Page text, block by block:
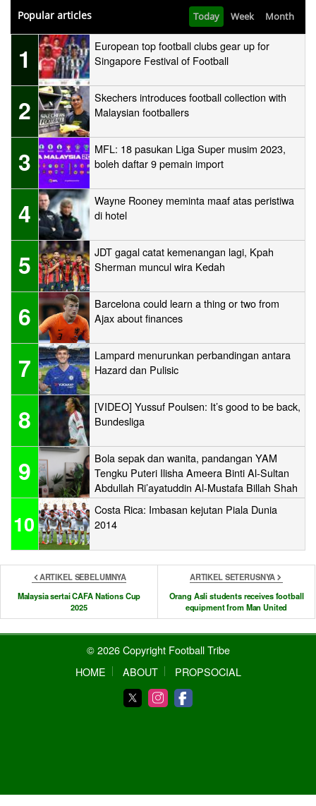
Popular articles Today Week Month
1
European top football clubs gear up for
Singapore Festival of Football
2
Skechers introduces football collection with
Malaysian footballers
3
MFL: 18 pasukan Liga Super musim 2023,
boleh daftar 9 pemain import
4
Wayne Rooney meminta maaf atas peristiwa
di hotel
5
JDT gagal catat kemenangan lagi, Kpah
Sherman muncul wira Kedah
6
Barcelona could learn a thing or two from
Ajax about finances
7
Lampard menurunkan perbandingan antara
Hazard dan Pulisic
8
[VIDEO] Yussuf Poulsen: It’s good to be back,
Bundesliga
9
Bola sepak dan wanita, pandangan YAM
Tengku Puteri Ilisha Ameera Binti Al-Sultan
Abdullah Ri’ayatuddin Al-Mustafa Billah Shah
10
Costa Rica: Imbasan kejutan Piala Dunia
2014
ARTIKEL SEBELUMNYA
Malaysia sertai CAFA Nations Cup
2025
ARTIKEL SETERUSNYA
Orang Asli students receives football
equipment from Man United
© 2026 Copyright Football Tribe
HOME
ABOUT PROPSOCIAL